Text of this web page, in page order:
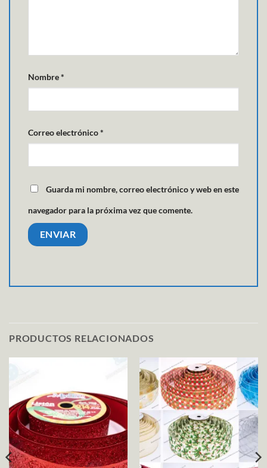
Nombre*
Correo electrónico*
Guarda mi nombre, correo electrónico y web en este
navegador para la próxima vez que comente.
PRODUCTOS RELACIONADOS